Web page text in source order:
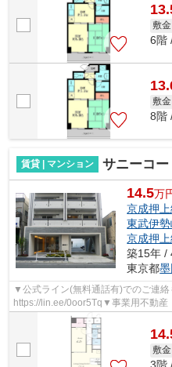
敷金
6階
敷金
8階
賃貸 | マンション サニーコー
14.5万
京成押上
東武伊
京成押上
築15年 /
東京都
▼公式ライン(無料通話有)でのご連絡
https://lin.ee/0oor5Tq▼事業用不動産
応可能になります▼他社様の物件も
敷金